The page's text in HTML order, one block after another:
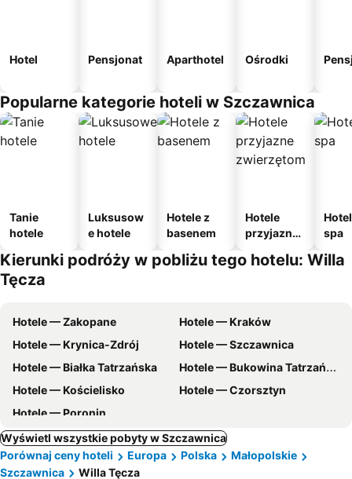
Hotel Pensjonat Aparthotel Ośrodki
Popularne kategorie hoteli w Szczawnica
Tanie
hotele
Luksusow
e hotele
Hotele z
basenem
Hotele
przyjazne
m
spa
Kierunki podróży w pobliżu tego hotelu: Willa
Tęcza
Hotele — Zakopane
Hotele — Kraków
Hotele — Krynica-Zdrój
Hotele — Szczawnica
Hotele — Białka Tatrzańska
Hotele — Bukowina Tatrzańska
Hotele — Kościelisko
Hotele — Czorsztyn
Hotele — Poronin
Wyświetl wszystkie pobyty w Szczawnica
Porównaj ceny hoteli
Europa Polska
Małopolskie
Szczawnica
Willa Tęcza